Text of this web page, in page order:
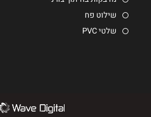
שילוט פח
שלטי PVC